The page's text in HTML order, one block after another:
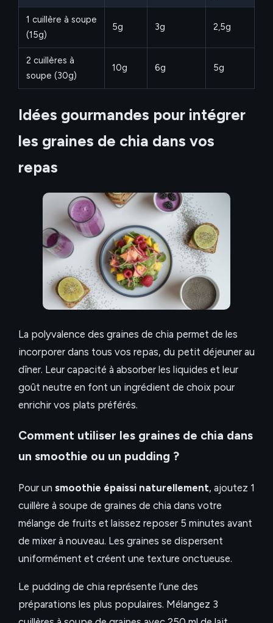
1 cuillère à soupe
(15g)
5g 3g 2,5g
2 cuillères à
soupe (30g)
10g 6g 5g
Idées gourmandes pour intégrer
les graines de chia dans vos
repas
La polyvalence des graines de chia permet de les
incorporer dans tous vos repas, du petit déjeuner au
dîner. Leur capacité à absorber les liquides et leur
goût neutre en font un ingrédient de choix pour
enrichir vos plats préférés.
Comment utiliser les graines de chia dans
un smoothie ou un pudding ?
Pour un smoothie épaissi naturellement, ajoutez 1
cuillère à soupe de graines de chia dans votre
mélange de fruits et laissez reposer 5 minutes avant
de mixer à nouveau. Les graines se dispersent
uniformément et créent une texture onctueuse.
Le pudding de chia représente l’une des
préparations les plus populaires. Mélangez 3